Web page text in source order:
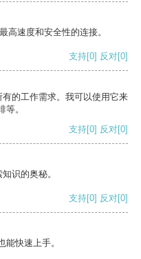
高速度和安全性的连接。
支持[0] 反对[0]
的工作需求。我可以使用它来
。
支持[0] 反对[0]
识的奥秘。
支持[0] 反对[0]
快速上手。